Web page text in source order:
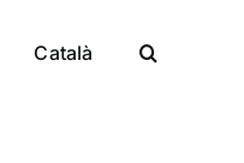
Català